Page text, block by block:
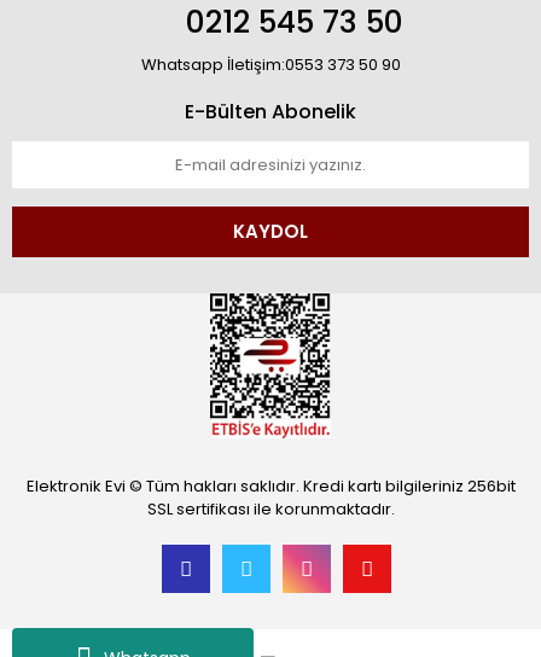
0212 545 73 50
Whatsapp İletişim:0553 373 50 90
E-Bülten Abonelik
KAYDOL
Elektronik Evi © Tüm hakları saklıdır. Kredi kartı bilgileriniz 256bit
SSL sertifikası ile korunmaktadır.